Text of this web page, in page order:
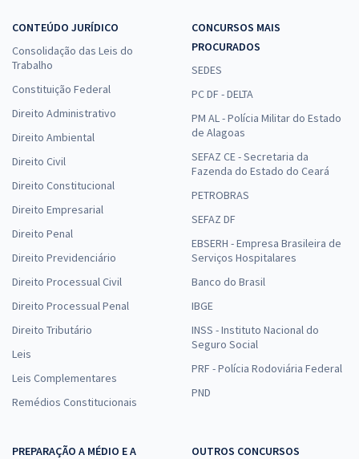
CONTEÚDO JURÍDICO
Consolidação das Leis do
Trabalho
Constituição Federal
Direito Administrativo
Direito Ambiental
Direito Civil
Direito Constitucional
Direito Empresarial
Direito Penal
Direito Previdenciário
Direito Processual Civil
Direito Processual Penal
Direito Tributário
Leis
Leis Complementares
Remédios Constitucionais
CONCURSOS MAIS
PROCURADOS
SEDES
PC DF - DELTA
PM AL - Polícia Militar do Estado
de Alagoas
SEFAZ CE - Secretaria da
Fazenda do Estado do Ceará
PETROBRAS
SEFAZ DF
EBSERH - Empresa Brasileira de
Serviços Hospitalares
Banco do Brasil
IBGE
INSS - Instituto Nacional do
Seguro Social
PRF - Polícia Rodoviária Federal
PND
PREPARAÇÃO A MÉDIO E A
OUTROS CONCURSOS